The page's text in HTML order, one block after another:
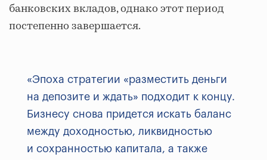
банковских вкладов, однако этот период
постепенно завершается.
«Эпоха стратегии «разместить деньги
на депозите и ждать» подходит к концу.
Бизнесу снова придется искать баланс
между доходностью, ликвидностью
и сохранностью капитала, а также